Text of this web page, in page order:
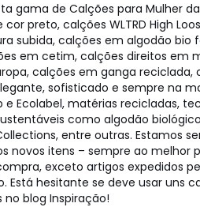
gama de Calções para Mulher
cor preto, calções WLTRD High
subida, calções em algodão
em cetim, calções direitos em
calções em ganga
sofisticado e sempre na
Ecolabel, matérias recicladas,
como algodão
entre outras. Estamos
novos itens – sempre ao
exceto artigos expedidos
Está hesitante se deve usar uns
blog Inspiração!